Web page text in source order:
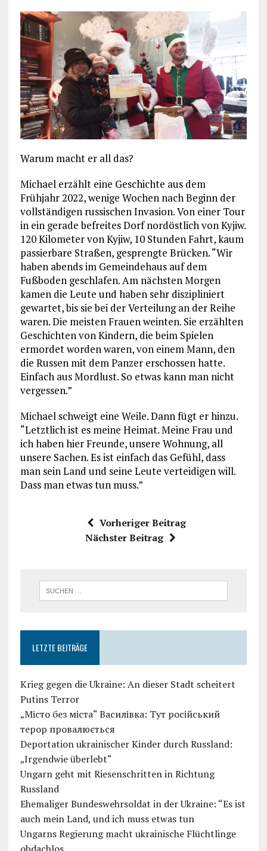
Warum macht er all das?
Michael erzählt eine Geschichte aus dem
Frühjahr 2022, wenige Wochen nach Beginn der
vollständigen russischen Invasion. Von einer Tour
in ein gerade befreites Dorf nordöstlich von Kyjiw.
120 Kilometer von Kyjiw, 10 Stunden Fahrt, kaum
passierbare Straßen, gesprengte Brücken. “Wir
haben abends im Gemeindehaus auf dem
Fußboden geschlafen. Am nächsten Morgen
kamen die Leute und haben sehr diszipliniert
gewartet, bis sie bei der Verteilung an der Reihe
waren. Die meisten Frauen weinten. Sie erzählten
Geschichten von Kindern, die beim Spielen
ermordet worden waren, von einem Mann, den
die Russen mit dem Panzer erschossen hatte.
Einfach aus Mordlust. So etwas kann man nicht
vergessen.”
Michael schweigt eine Weile. Dann fügt er hinzu.
“Letztlich ist es meine Heimat. Meine Frau und
ich haben hier Freunde, unsere Wohnung, all
unsere Sachen. Es ist einfach das Gefühl, dass
man sein Land und seine Leute verteidigen will.
Dass man etwas tun muss.”
Vorheriger Beitrag
Nächster Beitrag
LETZTE BEITRÄGE
Krieg gegen die Ukraine: An dieser Stadt scheitert
Putins Terror
„Місто без міста“ Василівка: Тут російський
терор провалюється
Deportation ukrainischer Kinder durch Russland:
„Irgendwie überlebt“
Ungarn geht mit Riesenschritten in Richtung
Russland
Ehemaliger Bundeswehrsoldat in der Ukraine: “Es ist
auch mein Land, und ich muss etwas tun
Ungarns Regierung macht ukrainische Flüchtlinge